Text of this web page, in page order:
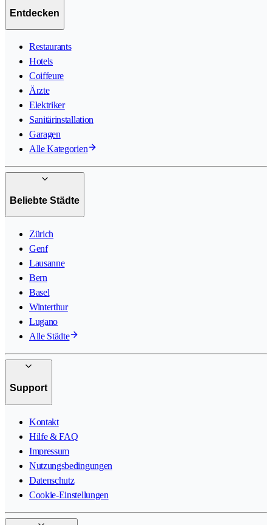
Entdecken
Restaurants
Hotels
Coiffeure
Ärzte
Elektriker
Sanitärinstallation
Garagen
Alle Kategorien
Beliebte Städte
Zürich
Genf
Lausanne
Bern
Basel
Winterthur
Lugano
Alle Städte
Support
Kontakt
Hilfe & FAQ
Impressum
Nutzungsbedingungen
Datenschutz
Cookie-Einstellungen